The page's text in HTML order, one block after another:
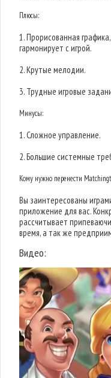
Плюсы:
1. Прорисованная
гармонирует с игрой.
2. Крутые мелодии.
3. Трудные игровые
Минусы:
1. Сложное управление.
2. Большие системные
Кому нужно перенести
Вы заинтересованы
приложение для вас.
рассчитывает
время, а так же
Видео: